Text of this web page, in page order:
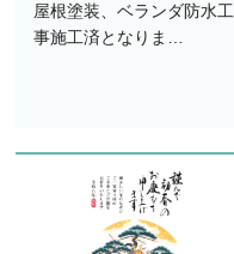
屋根塗装、ベランダ防水工
事施工済となりま…